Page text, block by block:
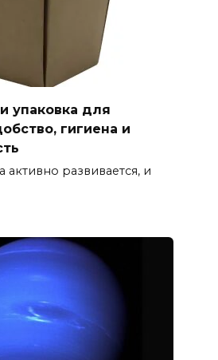
упаковка для
гигиена и
активно развивается, и